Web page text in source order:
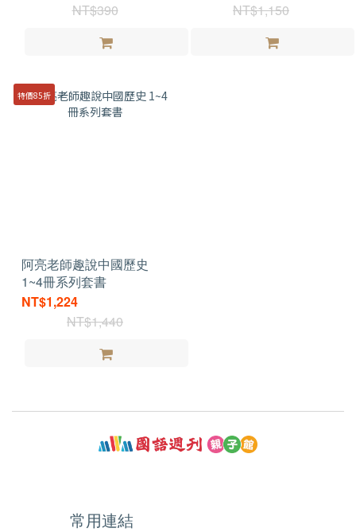
NT$390
NT$1,150
特價85折
阿亮老師趣說中國歷史
1~4冊系列套書
NT$1,224
NT$1,440
常用連結